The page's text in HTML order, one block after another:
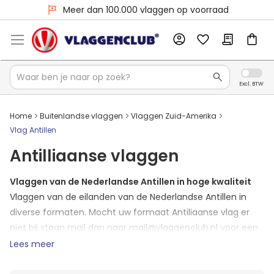
Meer dan 100.000 vlaggen op voorraad
Voor 16:00 besteld, dezelfde dag verzonden
Home Buitenlandse vlaggen
Vlaggen Zuid-Amerika
Vlag Antillen
Antilliaanse vlaggen
Vlaggen van de Nederlandse Antillen in hoge kwaliteit
Vlaggen van de eilanden van de Nederlandse Antillen in
diverse formaten. Mocht uw formaat Antiliaanse vlag er
niet bij staan mail dan naar mail@vlaggenclub.nl voor een
prijsopgave, alle formaten zijn leverbaar. Hieronder vallen
Lees meer